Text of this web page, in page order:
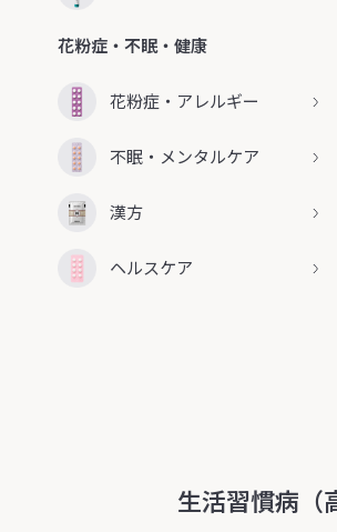
花粉症・不眠・健康
花粉症・アレルギー
不眠・メンタルケア
漢方
ヘルスケア
生活習慣病（